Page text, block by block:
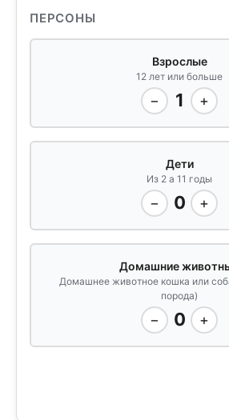
ПЕРСОНЫ
Взрослые
12 лет или больше
− 1 +
Дети
Из 2 а 11 годы
− 0 +
Домашние
Домашнее животное кошка или
порода)
− 0 +